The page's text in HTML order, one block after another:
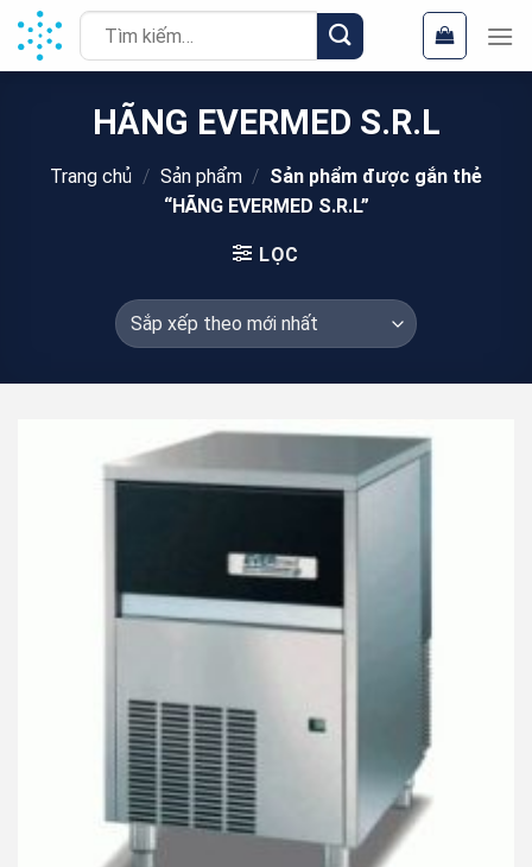
Chuyển
đến
nội
Tìm
kiếm:
HÃNG EVERMED S.R.L
Trang chủ / Sản phẩm / Sản phẩm được gắn thẻ
“HÃNG EVERMED S.R.L”
LỌC